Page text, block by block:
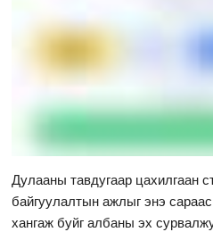
Дулааны тавдугаар цахилгаан
байгуулалтын ажлыг энэ
хангаж буйг албаны эх